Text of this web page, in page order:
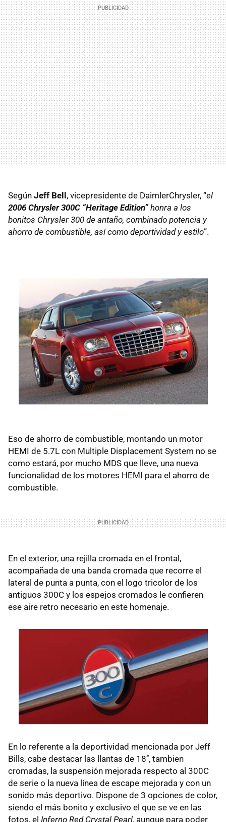
Según Jeff Bell , vicepresidente de DaimlerChrysler, “el
2006 Chrysler 300C “Heritage Edition”honra a los
bonitos Chrysler 300 de antaño, combinado potencia y
ahorro de combustible, así como deportividad y estilo”.
Eso de ahorro de combustible, montando un motor
HEMI de 5.7L con Multiple Displacement System no se
como estará, por mucho MDS que lleve, una nueva
funcionalidad de los motores HEMI para el ahorro de
combustible.
En el exterior, una rejilla cromada en el frontal,
acompañada de una banda cromada que recorre el
lateral de punta a punta, con el logo tricolor de los
antiguos 300C y los espejos cromados le confieren
ese aire retro necesario en este homenaje.
En lo referente a la deportividad mencionada por Jeff
Bills, cabe destacar las llantas de 18’’, tambien
cromadas, la suspensión mejorada respecto al 300C
de serie o la nueva línea de escape mejorada y con un
sonido más deportivo. Dispone de 3 opciones de color,
siendo el más bonito y exclusivo el que se ve en las
fotos, el Inferno Red Crystal Pearl, aunque para poder